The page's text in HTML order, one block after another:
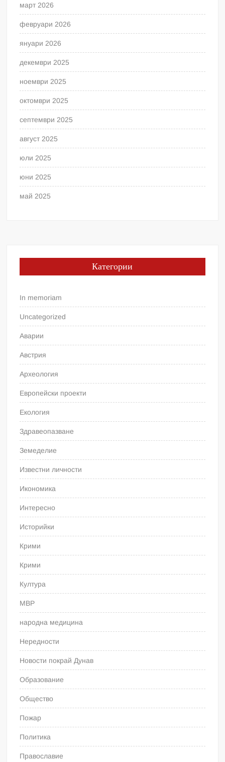
март 2026
февруари 2026
януари 2026
декември 2025
ноември 2025
октомври 2025
септември 2025
август 2025
юли 2025
юни 2025
май 2025
Категории
In memoriam
Uncategorized
Аварии
Австрия
Археология
Европейски проекти
Екология
Здравеопазване
Земеделие
Известни личности
Икономика
Интересно
Историйки
Крими
Крими
Култура
МВР
народна медицина
Нередности
Новости покрай Дунав
Образование
Общество
Пожар
Политика
Православие